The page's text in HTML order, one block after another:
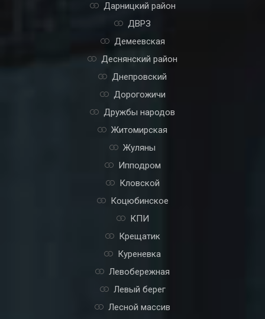
Дарницкий район
ДВРЗ
Демеевская
Деснянский район
Днепровский
Дорогожичи
Дружбы народов
Житомирская
Жуляны
Ипподром
Кловской
Коцюбинское
КПИ
Крещатик
Куреневка
Левобережная
Левый берег
Лесной массив